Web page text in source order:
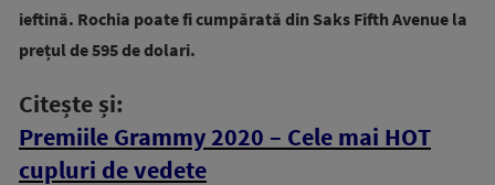
ieftină. Rochia poate fi cumpărată din Saks Fifth Avenue la
prețul de 595 de dolari.
Citește și:
Premiile Grammy 2020 – Cele mai HOT
cupluri de vedete